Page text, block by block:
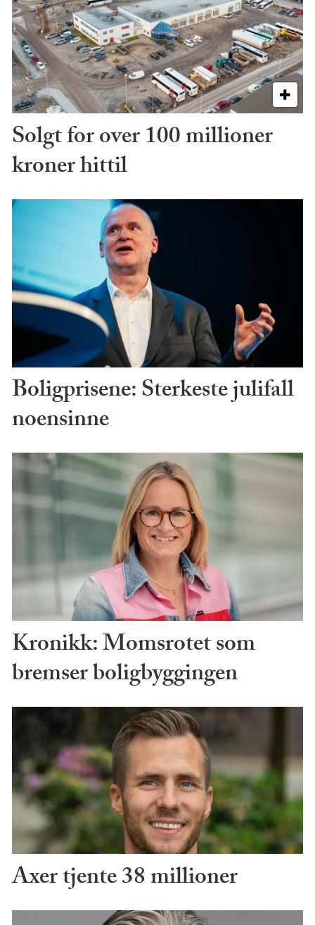
Solgt for over 100 millioner
kroner hittil
Boligprisene: Sterkeste julifall
noensinne
Kronikk: Momsrotet som
bremser boligbyggingen
Axer tjente 38 millioner